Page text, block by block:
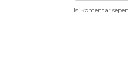
Isi komentar